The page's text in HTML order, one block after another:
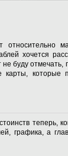
хочется
буду
карты, которые
теперь,
графика, а